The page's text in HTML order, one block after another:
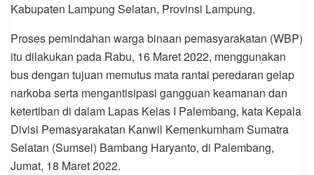
Kabupaten Lampung Selatan, Provinsi Lampung.
Proses pemindahan warga binaan pemasyarakatan (WBP)
itu dilakukan pada Rabu, 16 Maret 2022, menggunakan
bus dengan tujuan memutus mata rantai peredaran gelap
narkoba serta mengantisipasi gangguan keamanan dan
ketertiban di dalam Lapas Kelas I Palembang, kata Kepala
Divisi Pemasyarakatan Kanwil Kemenkumham Sumatra
Selatan (Sumsel) Bambang Haryanto, di Palembang,
Jumat, 18 Maret 2022.